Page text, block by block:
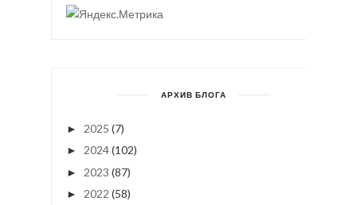
АРХИВ БЛОГА
► 2025 (7)
► 2024(102)
► 2023 (87)
► 2022 (58)